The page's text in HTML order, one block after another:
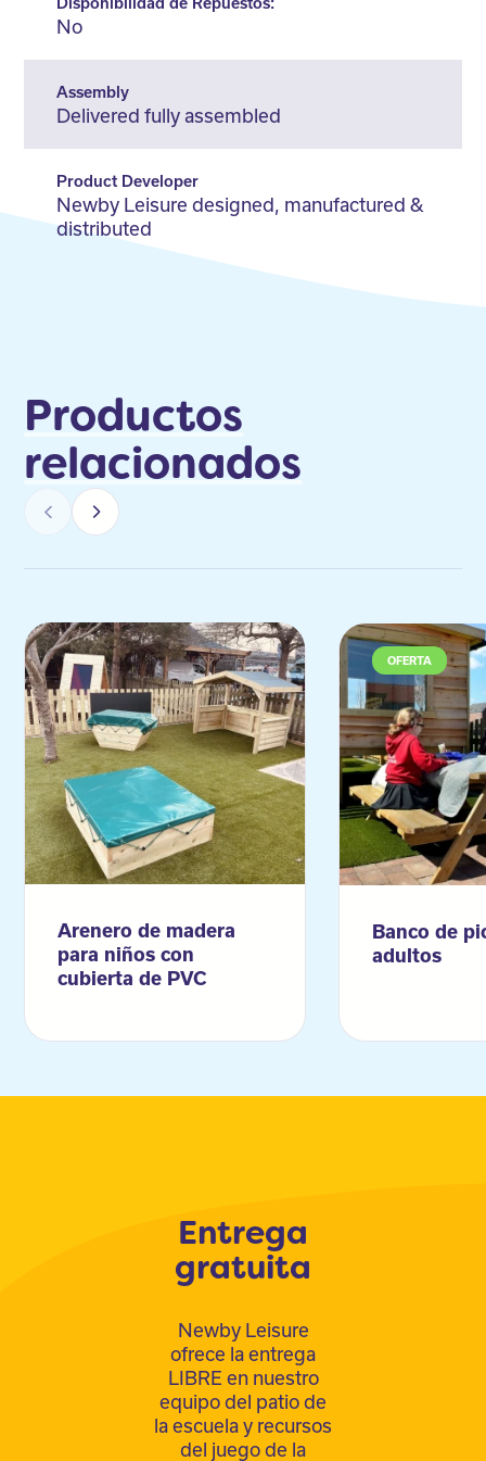
No
Assembly
Delivered fully assembled
Product Developer
Newby Leisure designed, manufactured &
distributed
Productos
relacionados
Arenero de madera
para niños con
cubierta de PVC
OFERTA
Banco de
adultos
Entrega
gratuita
Newby Leisure
ofrece la entrega
LIBRE en nuestro
equipo del patio de
la escuela y recursos
del juego de la